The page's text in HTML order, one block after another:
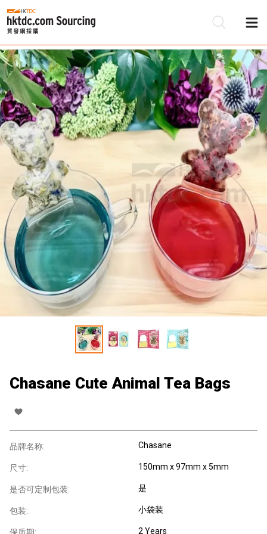
Chasane Cute Animal Tea Bags
品牌名称: Chasane
尺寸: 150mm x 97mm x 5mm
是否可定制包装: 是
包装: 小袋装
2 Years